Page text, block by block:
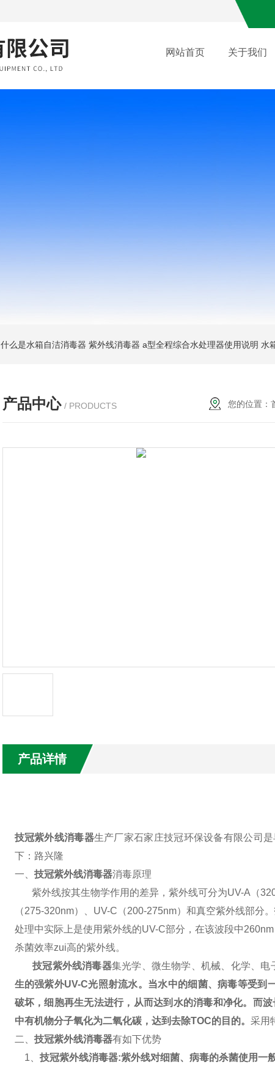
网站首页 关于我们
什么是水箱自洁消毒器 紫外线消毒器 a型全程综合水处理器使用说明 水箱
产品中心 / PRODUCTS 您的位置：
产品详情
技冠紫外线消毒器生产厂家石家庄技冠环保设备有限公司
下：路兴隆
一、 技冠紫外线消毒器消毒原理
紫外线按其生物学作用的差异，紫外线可分为UV-A （
（275-320nm）、 UV-C （200-275nm）和真空紫外线部分。
处理中实际上是使用紫外线的UV-C部分，在该波段中260nm
杀菌效率zui高的紫外线。
技冠紫外线消毒器集光学、微生物学、机械、化学、电
生的强紫外UV-C光照射流水。当水中的细菌、病毒等受到
破坏，细胞再生无法进行，从而达到水的消毒和净化。而波
中有机物分子氧化为二氧化碳，达到去除TOC的目的。 采用
二、 技冠紫外线消毒器有如下优势
1
技冠紫外线消毒器:紫外线对细菌、病毒的杀菌使用一